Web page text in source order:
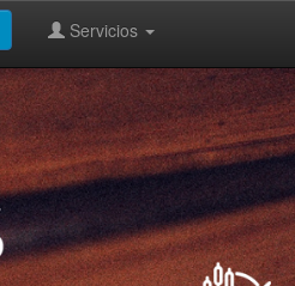
Servicios